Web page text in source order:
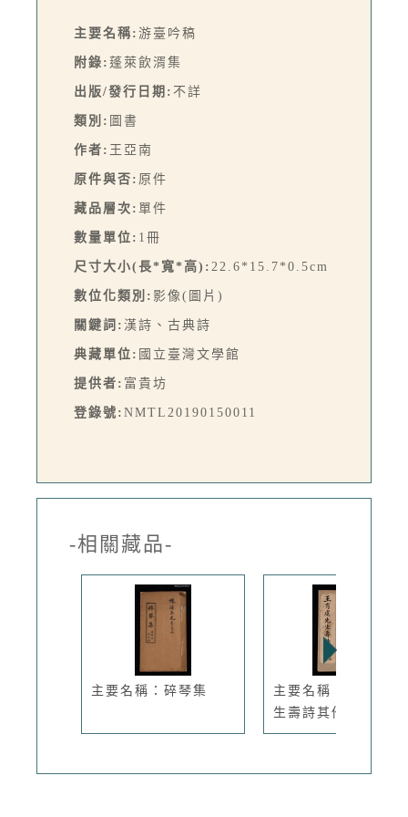
主要名稱: 游臺吟稿
附錄: 蓬萊飲湑集
出版/發行日期: 不詳
類別: 圖書
作者: 王亞南
原件與否: 原件
藏品層次: 單件
數量單位: 1冊
尺寸大小(長*寬*高): 22.6*15.7*0.5cm
數位化類別: 影像(圖片)
關鍵詞: 漢詩、古典詩
典藏單位: 國立臺灣文學館
提供者: 富貴坊
登錄號: NMTL20190150011
-相關藏品-
主要名稱：碎琴集
主要名稱：王有虞先
生壽詩其他...